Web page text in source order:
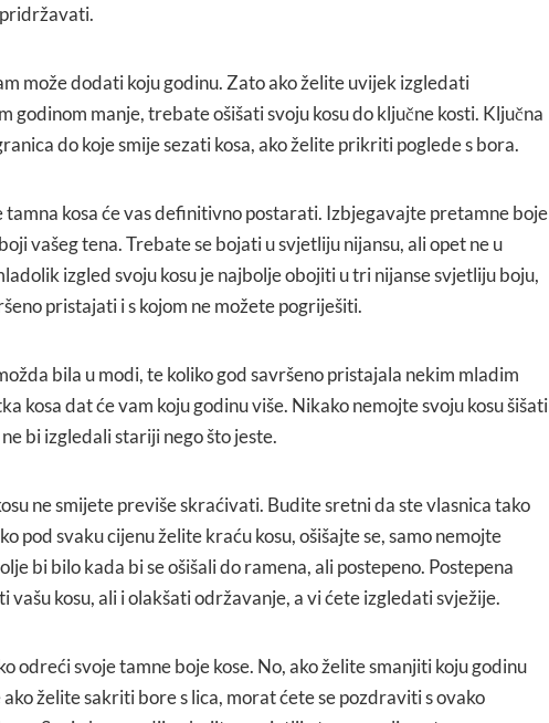
može dodati koju godinu. Zato ako želite uvijek izgledati
godinom manje, trebate ošišati svoju kosu do ključne kosti. Ključna
do koje smije sezati kosa, ako želite prikriti poglede s bora.
tamna kosa će vas definitivno postarati. Izbjegavajte pretamne boje
vašeg tena. Trebate se bojati u svjetliju nijansu, ali opet ne u
izgled svoju kosu je najbolje obojiti u tri nijanse svjetliju boju,
pristajati i s kojom ne možete pogriješiti.
bila u modi, te koliko god savršeno pristajala nekim mladim
kosa dat će vam koju godinu više. Nikako nemojte svoju kosu šišati
bi izgledali stariji nego što jeste.
ne smijete previše skraćivati. Budite sretni da ste vlasnica tako
pod svaku cijenu želite kraću kosu, ošišajte se, samo nemojte
bi bilo kada bi se ošišali do ramena, ali postepeno. Postepena
vašu kosu, ali i olakšati održavanje, a vi ćete izgledati svježije.
odreći svoje tamne boje kose. No, ako želite smanjiti koju godinu
želite sakriti bore s lica, morat ćete se pozdraviti s ovako